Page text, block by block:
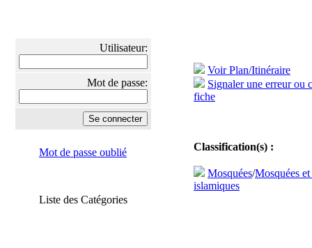
Utilisateur:
Mot de passe:
Mot de passe oublié
Liste des Catégories
Voir Plan/Itinéraire
Signaler une erreur ou
fiche
Classification(s) :
Mosquées/Mosquées
islamiques